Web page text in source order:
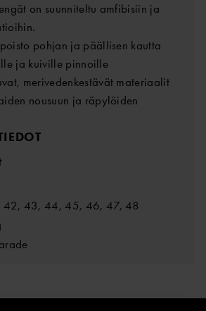
on suunniteltu amfibisiin ja
pohjan ja päällisen kautta
ja kuiville pinnoille
merivedenkestävät materiaalit
nousuun ja räpylöiden
42, 43, 44, 45, 46, 47, 48